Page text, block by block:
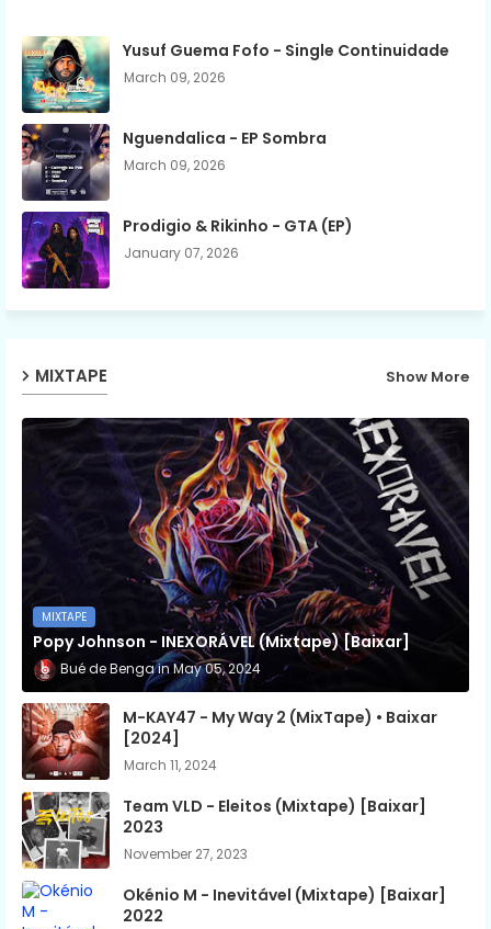
Yusuf Guema Fofo - Single Continuidade
March 09, 2026
Nguendalica - EP Sombra
March 09, 2026
Prodigio & Rikinho - GTA (EP)
January 07, 2026
MIXTAPE Show More
MIXTAPE
Popy Johnson - INEXORÁVEL (Mixtape) [Baixar]
Bué de Benga May 05, 2024
M-KAY47 - My Way 2 (MixTape) • Baixar
[2024]
March 11, 2024
Team VLD - Eleitos (Mixtape) [Baixar]
2023
November 27, 2023
Okénio M - Inevitável (Mixtape) [Baixar]
2022